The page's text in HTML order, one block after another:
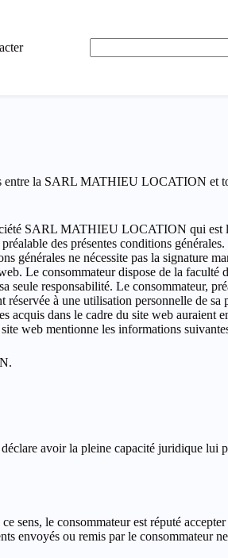
la SARL MATHIEU LOCATION et
SARL MATHIEU LOCATION qui est
des présentes conditions
générales ne nécessite pas la signature
Le consommateur dispose de la faculté
seule responsabilité. Le consommateur,
à une utilisation personnelle de
acquis dans le cadre du site web
web mentionne les informations
avoir la pleine capacité juridique lui
le consommateur est réputé
ou remis par le consommateur